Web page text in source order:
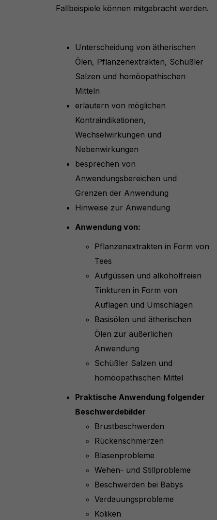
Fallbeispiele können mitgebracht werden.
Unterscheidung von ätherischen
Ölen, Pflanzenextrakten, Schüßler
Salzen und homöopathischen
Mitteln
erläutern von möglichen
Kontraindikationen,
Wechselwirkungen und
Nebenwirkungen
besprechen von
Anwendungsbereichen und
Grenzen der Anwendung
Hinweise zur Anwendung
Anwendung von:
Pflanzenextrakten in Form von
Tees
Aufgüssen und alkoholfreien
Tinkturen in Form von
Auflagen und Umschlägen
Basisölen und ätherischen
Ölen zur äußerlichen
Anwendung
Schüßler Salzen und
homöopathischen Mittel
Praktische Anwendung folgender
Beschwerdebilder
Brustbeschwerden
Rückenschmerzen
Blasenprobleme
Wehen- und Stillprobleme
Beschwerden bei Babys
Verdauungsprobleme
Koliken